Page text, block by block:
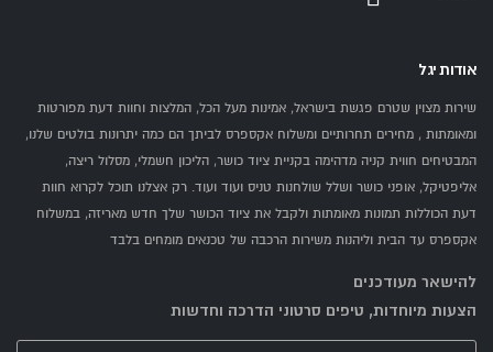
אודות יגל
שירות מצוין שטרם פגשת בישראל, אמינות מעל הכל, המלצות וחוות דעת מפורטות
ומאומתות , מחירים תחרותיים ומשלוח אקספרס לביתך הם כמה יתרונות בולטים שלנו,
המבטיחים חווית קניה מדהימה בקניית ציוד כושר, הליכון חשמלי, מסלול ריצה,
אליפטיקל, אופני כושר ושלל שולחנות טניס ועוד ועוד. רק אצלנו תוכל לקרוא חוות
דעת הכוללות תמונות מאומתות ולקבל את ציוד הכושר שלך חדש מאריזה, במשלוח
אקספרס עד הבית וליהנות משירות הרכבה של טכנאים מומחים בלבד
להישאר מעודכנים
הצעות מיוחדות, טיפים סרטוני הדרכה וחדשות